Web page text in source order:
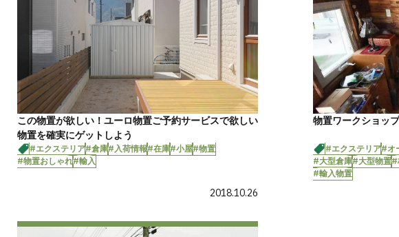
この物置が欲しい！ユーロ物置ご予約サービスで欲しい
物置を確実にゲットしよう
#エクステリア#倉庫#入荷情報#在庫#小屋#物置
#物置おしゃれ#輸入
2018.10.26
物置ワークショッ
#エクステリア#オ
#大型倉庫#大型物置#
#輸入物置